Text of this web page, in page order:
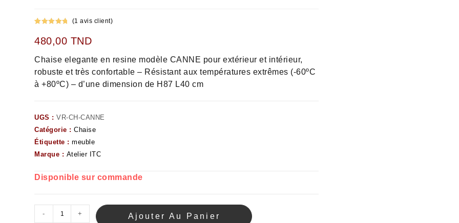
sur 5
notation
client
(1 avis client)
480,00 TND
Chaise elegante en resine modèle CANNE pour extérieur et intérieur,
robuste et très confortable – Résistant aux températures extrêmes (-60ºC
à +80ºC) – d’une dimension de H87 L40 cm
UGS :VR-CH-CANNE
Catégorie :Chaise
Étiquette :meuble
Marque : Atelier ITC
Disponible sur commande
- + Ajouter Au Panier